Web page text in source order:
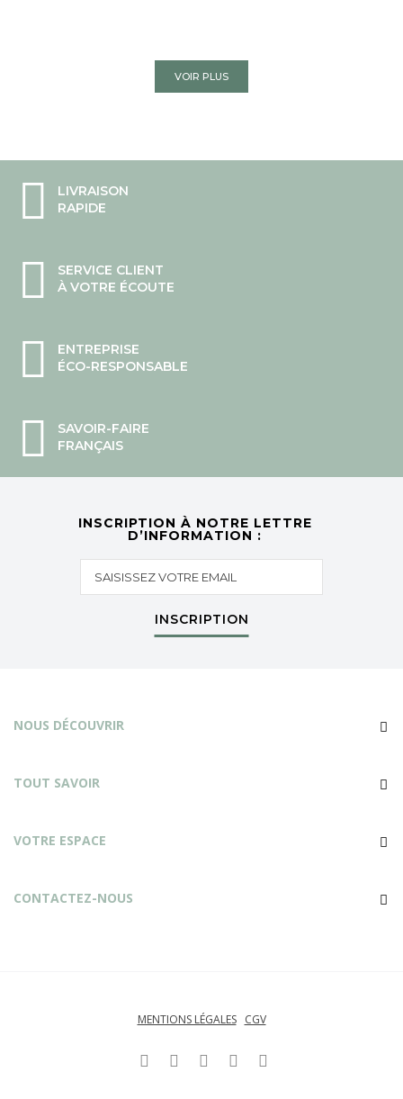
VOIR PLUS
LIVRAISON
RAPIDE
SERVICE CLIENT
À VOTRE ÉCOUTE
ENTREPRISE
ÉCO-RESPONSABLE
SAVOIR-FAIRE
FRANÇAIS
INSCRIPTION À NOTRE LETTRE
D’INFORMATION :
INSCRIPTION
NOUS DÉCOUVRIR
TOUT SAVOIR
VOTRE ESPACE
CONTACTEZ-NOUS
MENTIONS LÉGALES CGV